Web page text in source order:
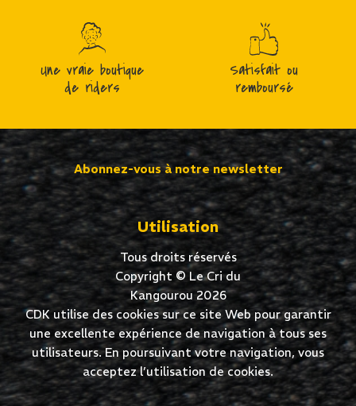
Une vraie boutique
de riders
Satisfait ou
remboursé
Abonnez-vous à notre newsletter
Utilisation
Tous droits réservés
Copyright © Le Cri du
Kangourou 2026
CDK utilise des cookies sur ce site Web pour garantir
une excellente expérience de navigation à tous ses
utilisateurs. En poursuivant votre navigation, vous
acceptez l’utilisation de cookies.